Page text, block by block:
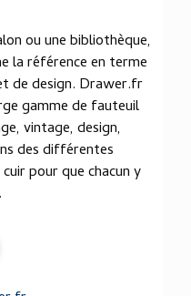
ou une bibliothèque,
la référence en terme
de design. Drawer.fr
gamme de fauteuil
vintage, design,
des différentes
pour que chacun y